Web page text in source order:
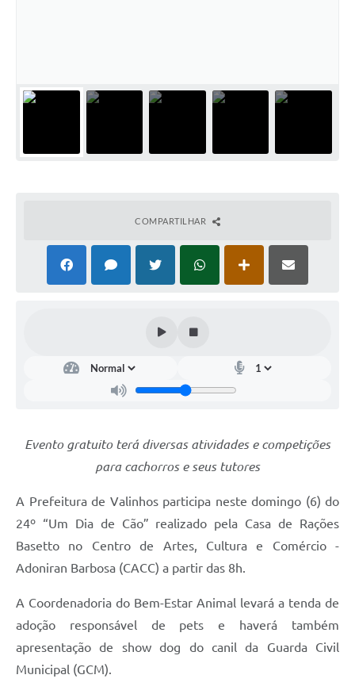
Contas Públicas
Enquete
SIC
Contato
COMPARTILHAR
Evento gratuito terá diversas atividades e competições
para cachorros e seus tutores
A Prefeitura de Valinhos participa neste domingo (6) do
24º “Um Dia de Cão” realizado pela Casa de Rações
Basetto no Centro de Artes, Cultura e Comércio -
Adoniran Barbosa (CACC) a partir das 8h.
A Coordenadoria do Bem-Estar Animal levará a tenda de
adoção responsável de pets e haverá também
apresentação de show dog do canil da Guarda Civil
Municipal (GCM).